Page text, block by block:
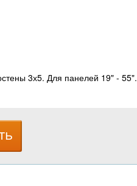
3х5. Для панелей 19" - 55".